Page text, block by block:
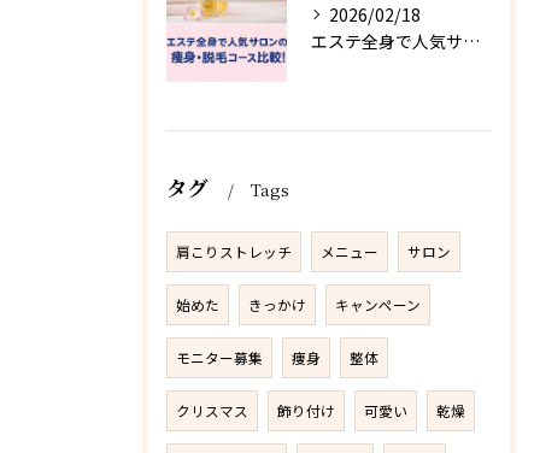
2026/02/18
エステ全身で人気サロンの痩身・脱毛コース比較！料金相場・おすすめメニューと失敗しない選び方
タグ Tags
肩こりストレッチ メニュー サロン
始めた きっかけ キャンペーン
モニター募集 痩身 整体
クリスマス 飾り付け 可愛い 乾燥